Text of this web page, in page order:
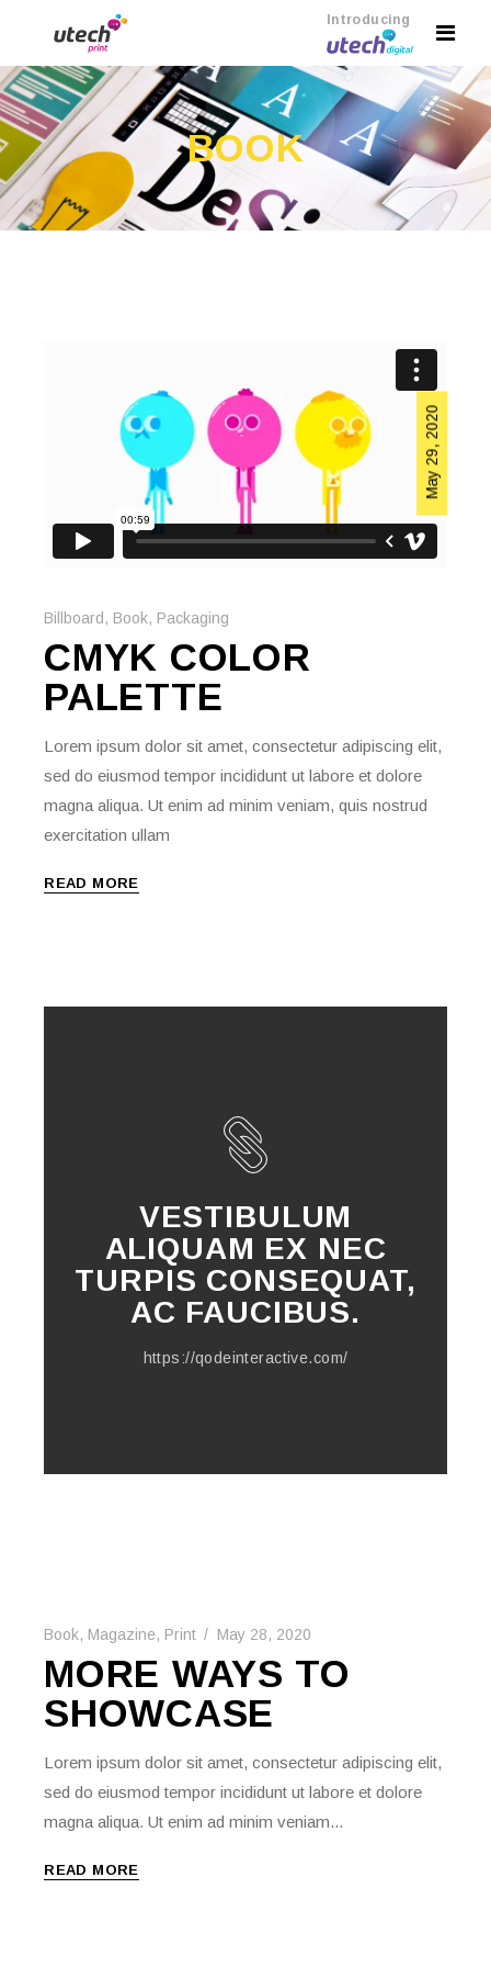
Introducing
BOOK
May 29, 2020
Billboard , Book, Packaging
CMYK COLOR
PALETTE
Lorem ipsum dolor sit amet, consectetur adipiscing elit,
sed do eiusmod tempor incididunt ut labore et dolore
magna aliqua. Ut enim ad minim veniam, quis nostrud
exercitation ullam
READ MORE
VESTIBULUM
ALIQUAM EX NEC
TURPIS CONSEQUAT,
AC FAUCIBUS.
https://qodeinteractive.com/
Book, Magazine, Print May 28, 2020
MORE WAYS TO
SHOWCASE
Lorem ipsum dolor sit amet, consectetur adipiscing elit,
sed do eiusmod tempor incididunt ut labore et dolore
magna aliqua. Ut enim ad minim veniam...
READ MORE